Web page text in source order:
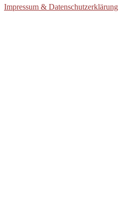
Impressum & Datenschutzerklärung